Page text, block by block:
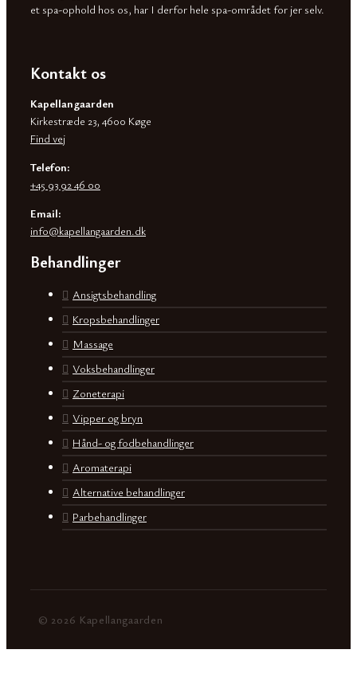
et spa-ophold hos os, har I derfor hele spa-området for jer selv.
Kontakt os
Kapellangaarden
Kirkestræde 23, 4600 Køge
Find vej
Telefon:
+45 93 92 46 00
Email:
info@kapellangaarden.dk
Behandlinger
Ansigtsbehandling
Kropsbehandlinger
Massage
Voksbehandlinger
Zoneterapi
Vipper og bryn
Hånd- og fodbehandlinger
Aromaterapi
Alternative behandlinger
Parbehandlinger
© 2026 Kapellangaarden